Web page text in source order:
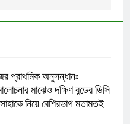
প্রাথমিক অনুসন্ধানঃ
মাঝেও দক্ষিণ বন্ডের ডিসি
সাহাকে নিয়ে বেশিরভাগ মতামতই